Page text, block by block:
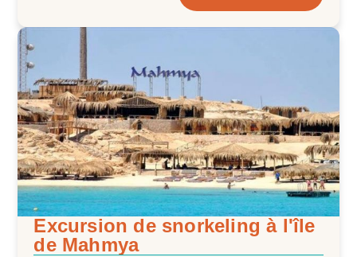
Excursion de snorkeling à l'île
de Mahmya